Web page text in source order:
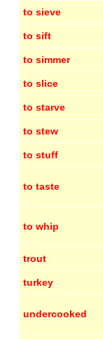
to sieve
to sift
to simmer
to slice
to starve
to stew
to stuff
to taste
to whip
trout
turkey
undercooked